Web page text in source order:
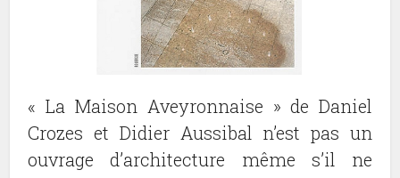
« La Maison Aveyronnaise » de Daniel
Crozes et Didier Aussibal n’est pas un
ouvrage d’architecture même s’il ne